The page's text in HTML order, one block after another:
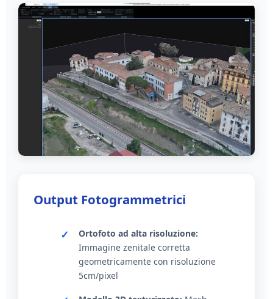
Ortofoto georeferenziata - risoluzione 5cm/pixel
Output Fotogrammetrici
Ortofoto ad alta risoluzione:
Immagine zenitale corretta
geometricamente con risoluzione
5cm/pixel